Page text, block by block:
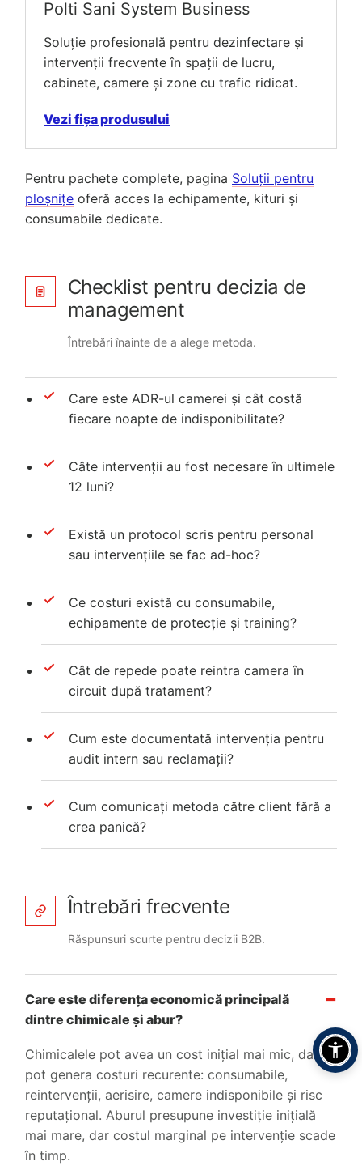
Polti Sani System Business
Soluție profesională pentru dezinfectare și
intervenții frecvente în spații de lucru,
cabinete, camere și zone cu trafic ridicat.
Vezi fișa produsului
Pentru pachete complete, pagina Soluții pentru
ploșnițe oferă acces la echipamente, kituri și
consumabile dedicate.
Checklist pentru decizia de
management
Întrebări înainte de a alege metoda.
Care este ADR-ul camerei și cât costă
fiecare noapte de indisponibilitate?
Câte intervenții au fost necesare în ultimele
12 luni?
Există un protocol scris pentru personal
sau intervențiile se fac ad-hoc?
Ce costuri există cu consumabile,
echipamente de protecție și training?
Cât de repede poate reintra camera în
circuit după tratament?
Cum este documentată intervenția pentru
audit intern sau reclamații?
Cum comunicați metoda către client fără a
crea panică?
Întrebări frecvente
Răspunsuri scurte pentru decizii B2B.
Care este diferența economică principală
dintre chimicale și abur?
Chimicalele pot avea un cost inițial mai mic, dar
pot genera costuri recurente: consumabile,
reintervenții, aerisire, camere indisponibile și risc
reputațional. Aburul presupune investiție inițială
mai mare, dar costul marginal pe intervenție scade
în timp.